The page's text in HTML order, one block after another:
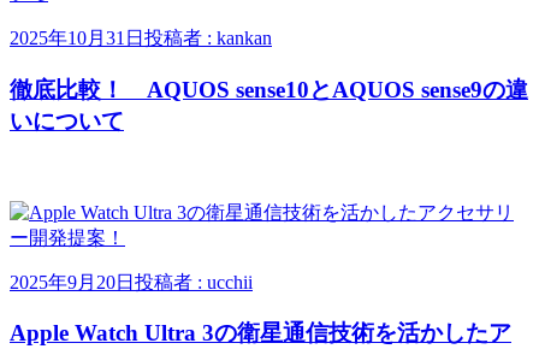
2025年10月31日 投稿者 : kankan
徹底比較！ AQUOS sense10とAQUOS sense9の違
いについて
2025年9月20日 投稿者 : ucchii
Apple Watch Ultra 3の衛星通信技術を活かしたア